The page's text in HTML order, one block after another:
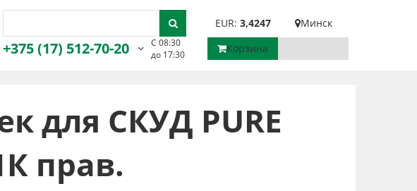
EUR: 3,4247
Минск
+375 (17) 512-70-20
С 08:30
до 17:30
Корзина
для СКУД PURE
прав.